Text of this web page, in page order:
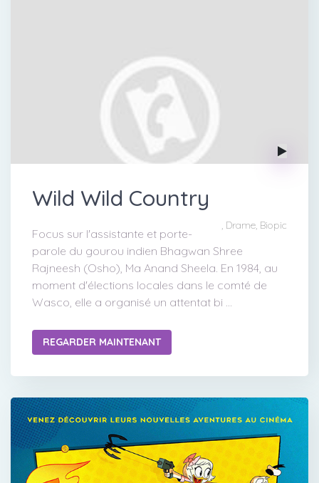
Wild Wild Country
, Drame, Biopic
Focus sur l'assistante et porte-
parole du gourou indien Bhagwan Shree
Rajneesh (Osho), Ma Anand Sheela. En 1984, au
moment d'élections locales dans le comté de
Wasco, elle a organisé un attentat bi ...
REGARDER MAINTENANT